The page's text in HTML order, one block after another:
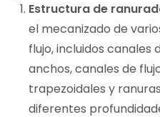
Estructura de
el mecanizado de
flujo, incluidos canales
anchos, canales de
trapezoidales y
diferentes